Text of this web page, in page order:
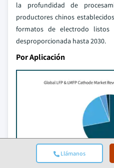
Llámanos
la profundidad de
productores chinos
formatos de electrodo listos
desproporcionada hasta 2030.
Por Aplicación